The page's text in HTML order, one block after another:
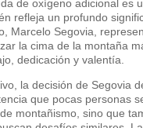
de oxígeno adicional es
refleja un profundo
Marcelo Segovia,
la cima de la montaña
dedicación y valentía.
la decisión de Segovia
que pocas personas
montañismo, sino que